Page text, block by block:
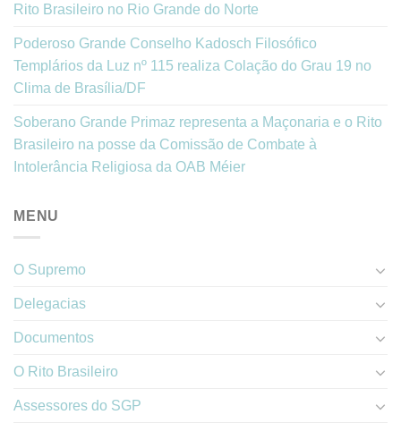
Rito Brasileiro no Rio Grande do Norte
Poderoso Grande Conselho Kadosch Filosófico
Templários da Luz nº 115 realiza Colação do Grau 19 no
Clima de Brasília/DF
Soberano Grande Primaz representa a Maçonaria e o Rito
Brasileiro na posse da Comissão de Combate à
Intolerância Religiosa da OAB Méier
MENU
O Supremo
Delegacias
Documentos
O Rito Brasileiro
Assessores do SGP